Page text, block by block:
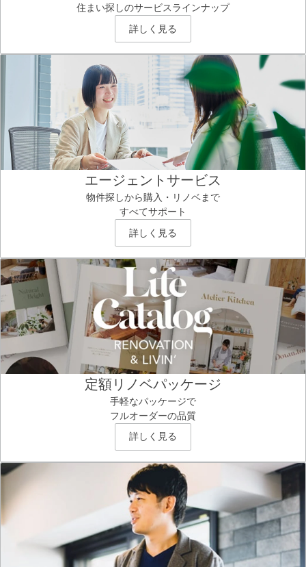
住まい探しのサービスラインナップ
詳しく見る
エージェントサービス
物件探しから購入・リノベまで
すべてサポート
詳しく見る
定額リノベパッケージ
手軽なパッケージで
フルオーダーの品質
詳しく見る